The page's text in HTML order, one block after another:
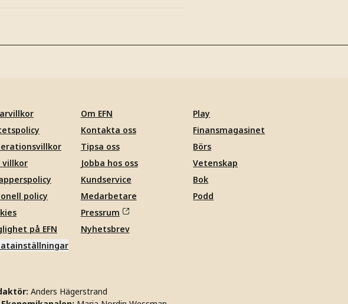
villkor
policy
på EFN
Om EFN
Kontakta oss
Tipsa oss
Jobba hos oss
Kundservice
Medarbetare
Pressrum
Nyhetsbrev
Play
Finansmagasinet
Börs
Vetenskap
Bok
Podd
Anders Hägerstrand